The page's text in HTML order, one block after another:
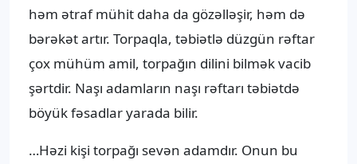
həm ətraf mühit daha da gözəlləşir, həm də
bərəkət artır. Torpaqla, təbiətlə düzgün rəftar
çox mühüm amil, torpağın dilini bilmək vacib
şərtdir. Naşı adamların naşı rəftarı təbiətdə
böyük fəsadlar yarada bilir.
…Həzi kişi torpağı sevən adamdır. Onun bu